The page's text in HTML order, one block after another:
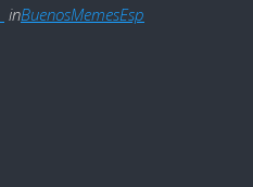
inBuenosMemesEsp